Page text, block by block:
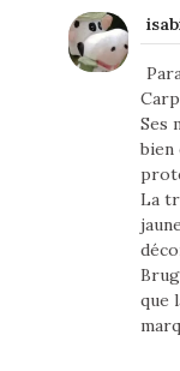
Ses
bien
La
que